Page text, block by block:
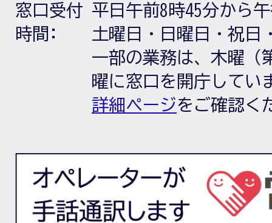
窓口受付
時間:
平日午前8時45分から
土曜日・日曜日・祝日
一部の業務は、木曜（
曜に窓口を開庁してい
詳細ページをご確認く